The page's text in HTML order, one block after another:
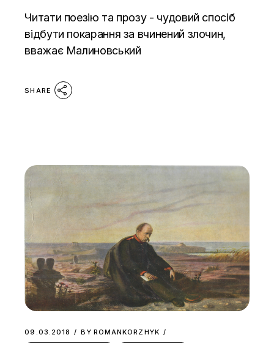
Читати поезію та прозу - чудовий спосіб
відбути покарання за вчинений злочин,
вважає Малиновський
SHARE
09.03.2018 BY ROMANKORZHYK